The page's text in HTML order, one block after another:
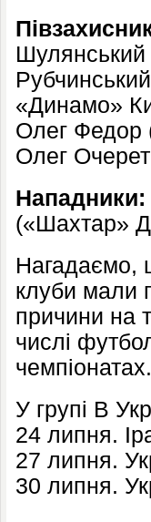
Шулянський
«Динамо»
Олег Федор
Олег
Нападники:
(«Шахтар»
Нагадаємо,
клуби мали
причини на
числі
чемпіонатах.
У групі В
24 липня.
27 липня.
30 липня.